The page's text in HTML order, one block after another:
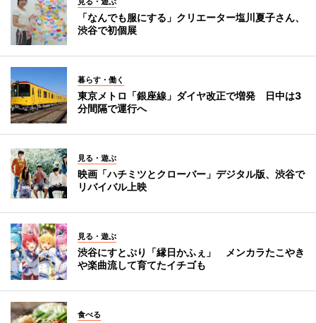
「なんでも服にする」クリエーター塩川夏子さん、
渋谷で初個展
暮らす・働く
東京メトロ「銀座線」ダイヤ改正で増発 日中は3
分間隔で運行へ
見る・遊ぶ
映画「ハチミツとクローバー」デジタル版、渋谷で
リバイバル上映
見る・遊ぶ
渋谷にすとぷり「縁日かふぇ」 メンカラたこやき
や楽曲流して育てたイチゴも
食べる